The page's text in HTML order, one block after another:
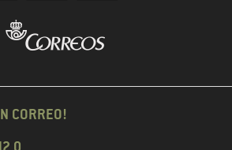
CORREO!